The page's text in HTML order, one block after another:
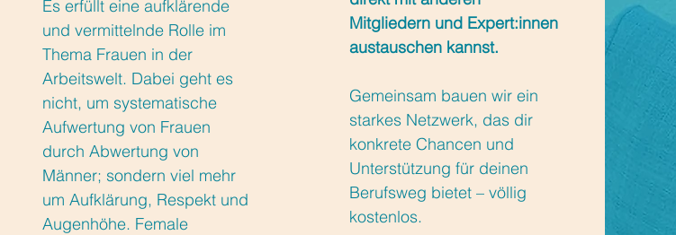
Es erfüllt eine aufklärende
und vermittelnde Rolle im
Thema Frauen in der
Arbeitswelt. Dabei geht es
nicht, um systematische
Aufwertung von Frauen
durch Abwertung von
Männer; sondern viel mehr
um Aufklärung, Respekt und
Augenhöhe. Female
Mitgliedern und Expert:innen
austauschen kannst.
Gemeinsam bauen wir ein
starkes Netzwerk, das dir
konkrete Chancen und
Unterstützung für deinen
Berufsweg bietet – völlig
kostenlos.